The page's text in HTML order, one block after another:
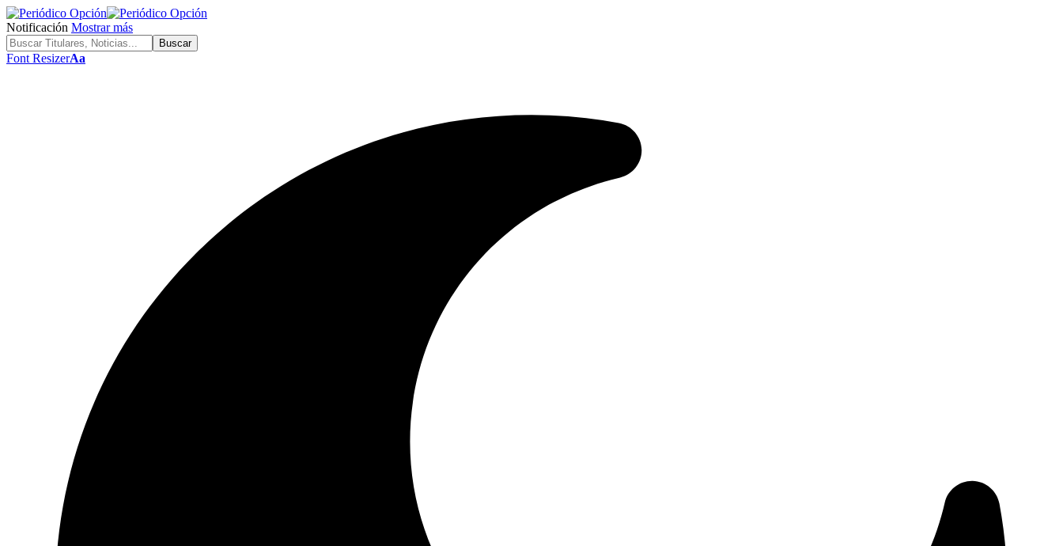
Notificación Mostrar más
Font ResizerAa